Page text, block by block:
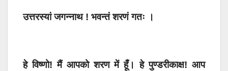
उत्तरस्यां जगन्नाथ ! भवन्तं शरणं गतः ।
हे विष्णो! मैं आपको शरण में हूँ। हे पुण्डरीकाक्ष! आप